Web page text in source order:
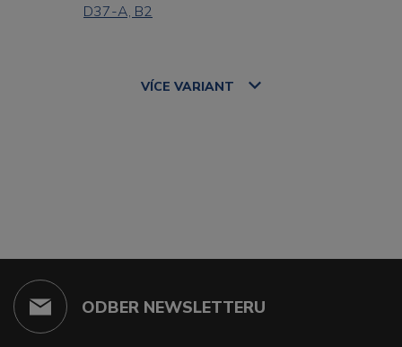
D37-A, B2
VÍCE VARIANT
ODBER NEWSLETTERU